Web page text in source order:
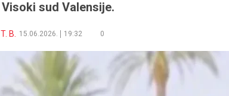
Visoki sud Valensije.
T. B. 15.06.2026. 19:32 0